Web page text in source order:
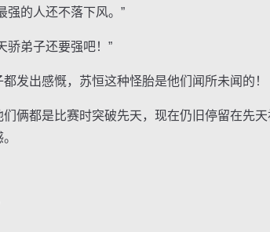
的人还不落下风。”
弟子还要强吧！”
出感慨，苏恒这种怪胎是他们闻所未闻的！
都是比赛时突破先天，现在仍旧停留在先天